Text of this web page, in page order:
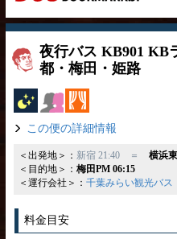
夜行バス KB901 KB
都・梅田・姫路
夜行バス女性安心
この便の詳細情報
＜出発地＞： 新宿 21:40 ＝ 横浜
＜目的地＞： 梅田PM 06:15
＜運行会社＞： 千葉みらい観光バス
料金目安